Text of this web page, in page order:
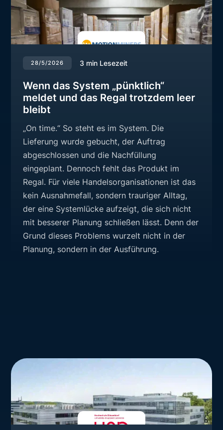
28/5/2026 3 min Lesezeit
Wenn das System „pünktlich“
meldet und das Regal trotzdem leer
bleibt
„On time.“ So steht es im System. Die
Lieferung wurde gebucht, der Auftrag
abgeschlossen und die Nachfüllung
eingeplant. Dennoch fehlt das Produkt im
Regal. Für viele Handelsorganisationen ist das
kein Ausnahmefall, sondern trauriger Alltag,
der eine Systemlücke aufzeigt, die sich nicht
mit besserer Planung schließen lässt. Denn der
Grund dieses Problems wurzelt nicht in der
Planung, sondern in der Ausführung.